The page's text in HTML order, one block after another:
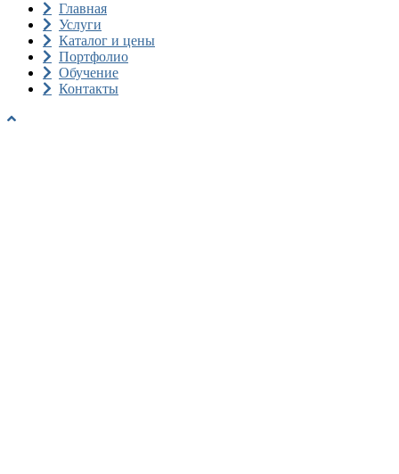
Главная
Услуги
Каталог и цены
Портфолио
Обучение
Контакты